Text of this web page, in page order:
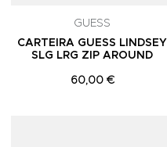
GUESS
CARTEIRA GUESS LINDSEY
SLG LRG ZIP AROUND
60,00 €